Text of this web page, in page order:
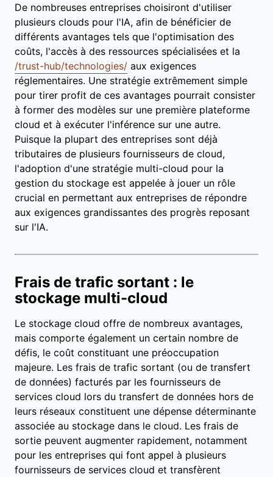
De nombreuses entreprises choisiront d'utiliser
plusieurs clouds pour l'IA, afin de bénéficier de
différents avantages tels que l'optimisation des
coûts, l'accès à des ressources spécialisées et la
/trust-hub/technologies/ aux exigences
réglementaires. Une stratégie extrêmement simple
pour tirer profit de ces avantages pourrait consister
à former des modèles sur une première plateforme
cloud et à exécuter l'inférence sur une autre.
Puisque la plupart des entreprises sont déjà
tributaires de plusieurs fournisseurs de cloud,
l'adoption d'une stratégie multi-cloud pour la
gestion du stockage est appelée à jouer un rôle
crucial en permettant aux entreprises de répondre
aux exigences grandissantes des progrès reposant
sur l'IA.
Frais de trafic sortant : le
stockage multi-cloud
Le stockage cloud offre de nombreux avantages,
mais comporte également un certain nombre de
défis, le coût constituant une préoccupation
majeure. Les frais de trafic sortant (ou de transfert
de données) facturés par les fournisseurs de
services cloud lors du transfert de données hors de
leurs réseaux constituent une dépense déterminante
associée au stockage dans le cloud. Les frais de
sortie peuvent augmenter rapidement, notamment
pour les entreprises qui font appel à plusieurs
fournisseurs de services cloud et transfèrent